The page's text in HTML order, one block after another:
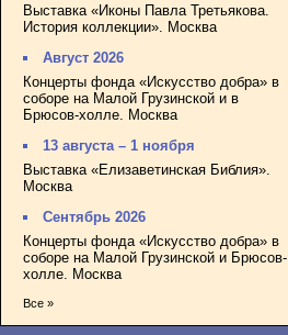
Выставка «Иконы Павла Третьякова.
История коллекции». Москва
Август 2026
Концерты фонда «Искусство добра» в
соборе на Малой Грузинской и в
Брюсов-холле. Москва
13 августа – 1 ноября
Выставка «Елизаветинская Библия».
Москва
Сентябрь 2026
Концерты фонда «Искусство добра» в
соборе на Малой Грузинской и Брюсов-
холле. Москва
Все »